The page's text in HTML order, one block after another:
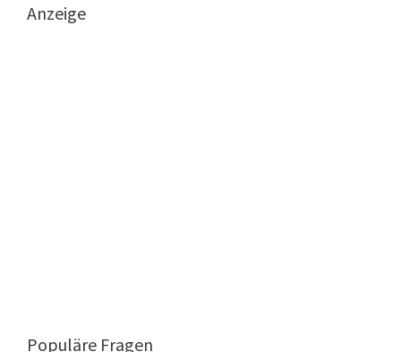
Anzeige
Populäre Fragen